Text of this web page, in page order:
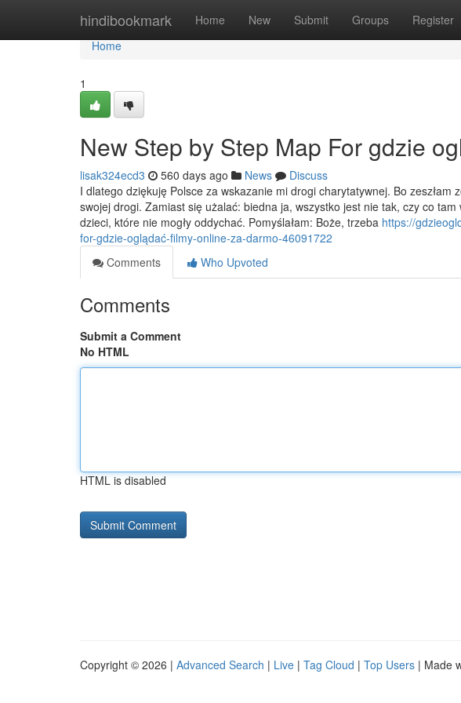
hindibookmark Home New Submit Groups Register
Home
Home
1
New Step by Step Map For gdzie
lisak324ecd3 560 days ago News
Discuss
I dlatego dziękuję Polsce za wskazanie mi drogi charytatywnej. Bo
swojej drogi. Zamiast się użalać: biedna ja, wszystko jest nie tak, czy co tam
dzieci, które nie mogły oddychać. Pomyślałam: Boże, trzeba https://
for-gdzie-oglądać-filmy-online-za-darmo-46091722
Comments
Who Upvoted
Comments
Submit a Comment
No HTML
HTML is disabled
Copyright © 2026 | Advanced Search | Live | Tag Cloud | Top Users | Made